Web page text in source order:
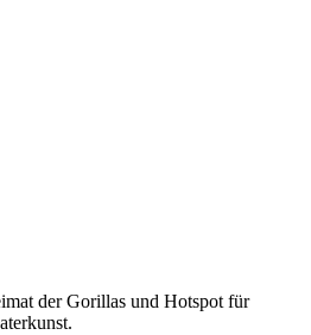
der Gorillas und Hotspot für